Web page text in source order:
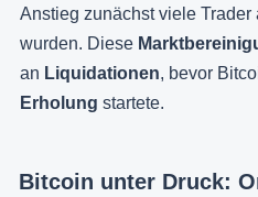
Anstieg zunächst viele Trader
wurden. Diese
an Liquidationen, bevor
Erholung startete.
Bitcoin unter Druck: